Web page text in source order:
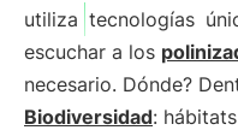
utiliza tecnologías
escuchar a los
necesario. Dónde?
Biodiversidad: